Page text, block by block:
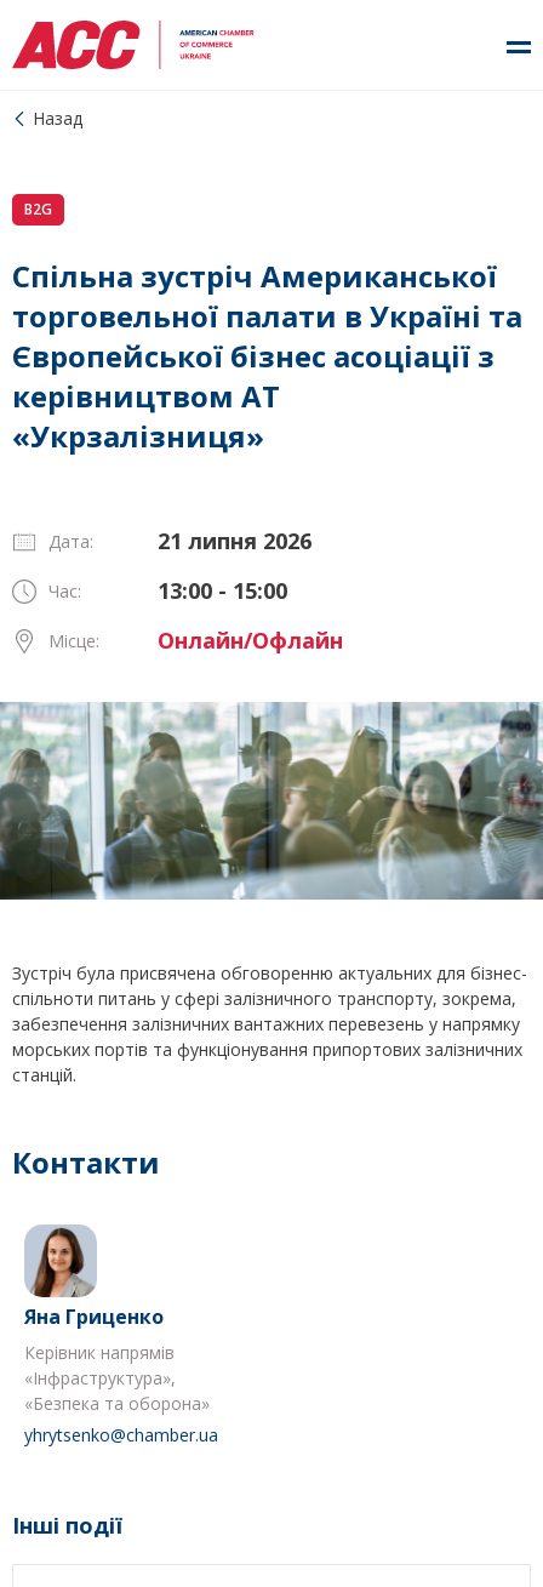
Назад
B2G
Спільна зустріч Американської
торговельної палати в Україні та
Європейської бізнес асоціації з
керівництвом АТ
«Укрзалізниця»
Дата: 21 липня 2026
Час: 13:00 - 15:00
Місце: Онлайн/Офлайн
Зустріч була присвячена обговоренню актуальних для бізнес-
спільноти питань у сфері залізничного транспорту, зокрема,
забезпечення залізничних вантажних перевезень у напрямку
морських портів та функціонування припортових залізничних
станцій.
Контакти
Яна Гриценко
Керівник напрямів
«Інфраструктура»,
«Безпека та оборона»
yhrytsenko@chamber.ua
Інші події